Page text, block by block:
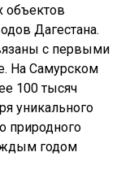
объектов
Дагестана.
с первыми
На Самурском
100 тысяч
уникального
природного
годом